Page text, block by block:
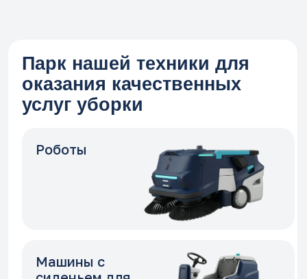
Поломойно-
всасывающие
машины